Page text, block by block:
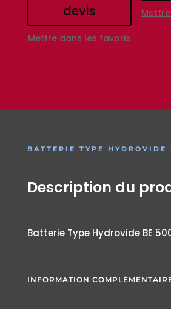
devis
Mettre dans les favoris
BATTERIE TYPE
Description du
Batterie Type Hydrovide BE
INFORMATION